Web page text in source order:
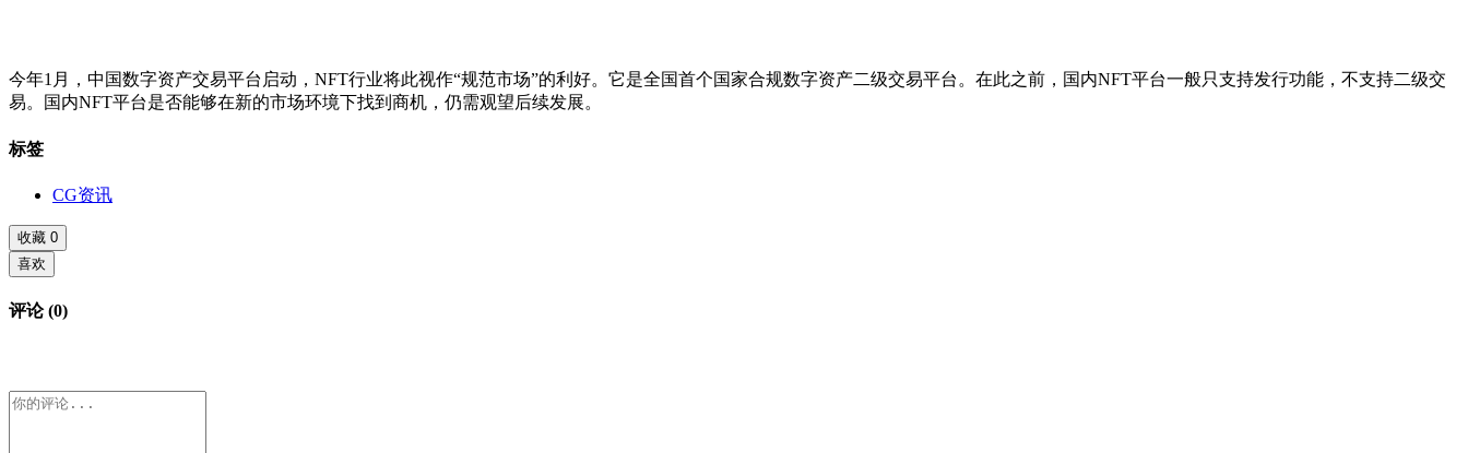
今年1月，中国数字资产交易平台启动，NFT行业将此视作“规范市场”的利好。它是全国首个国家合规数字资产二级交易平台。在此之前，国内NFT平台一般只支持发行功能，不支持二级交
易。国内NFT平台是否能够在新的市场环境下找到商机，仍需观望后续发展。
标签
CG资讯
收藏 0
喜欢
评论 (0)